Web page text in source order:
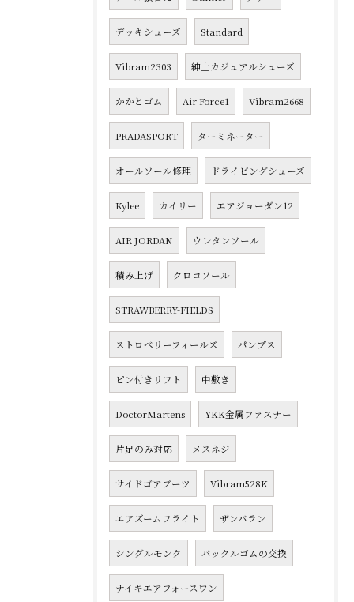
デッキシューズ Standard
Vibram2303 紳士カジュアルシューズ
かかとゴム Air Force1 Vibram2668
PRADASPORT ターミネーター
オールソール修理 ドライビングシューズ
Kylee カイリー エアジョーダン12
AIR JORDAN ウレタンソール
積み上げ クロコソール
STRAWBERRY-FIELDS
ストロベリーフィールズ パンプス
ピン付きリフト 中敷き
DoctorMartens YKK金属ファスナー
片足のみ対応 メスネジ
サイドゴアブーツ Vibram528K
エアズームフライト ザンバラン
シングルモンク バックルゴムの交換
ナイキエアフォースワン